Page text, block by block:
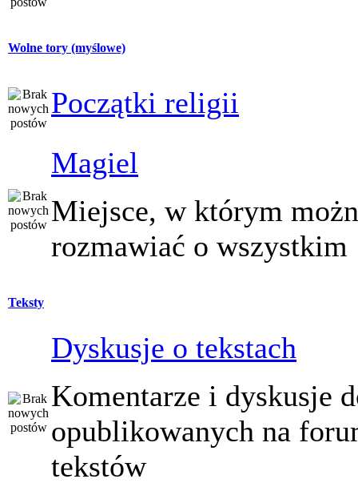
Wolne tory (myślowe)
Początki religii
Magiel
Miejsce, w którym
rozmawiać o wszystkim
Teksty
Dyskusje o tekstach
Komentarze i dyskusje
opublikowanych na
tekstów